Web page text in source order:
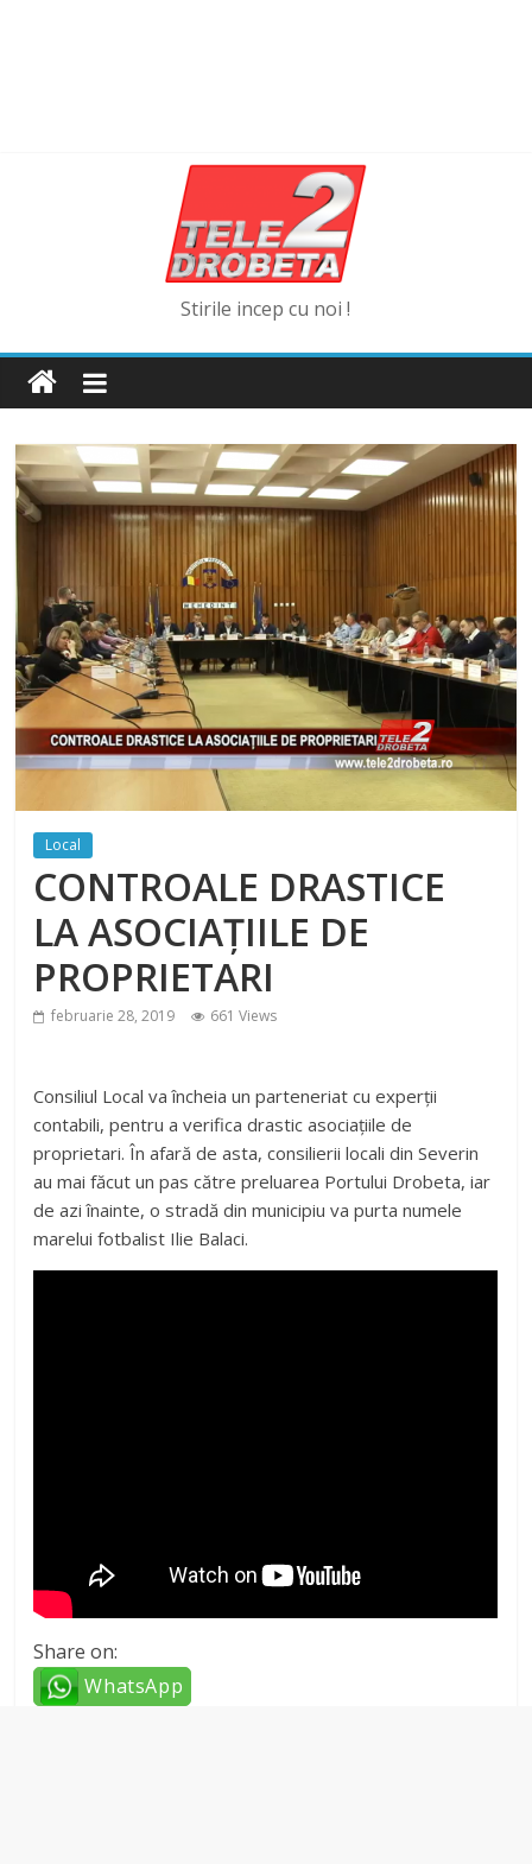
Stirile incep cu noi !
Local
CONTROALE DRASTICE
LA ASOCIAȚIILE DE
PROPRIETARI
februarie 28, 2019 661 Views
Consiliul Local va încheia un parteneriat cu experții
contabili, pentru a verifica drastic asociaţiile de
proprietari. În afară de asta, consilierii locali din Severin
au mai făcut un pas către preluarea Portului Drobeta, iar
de azi înainte, o stradă din municipiu va purta numele
marelui fotbalist Ilie Balaci.
Share on:
WhatsApp